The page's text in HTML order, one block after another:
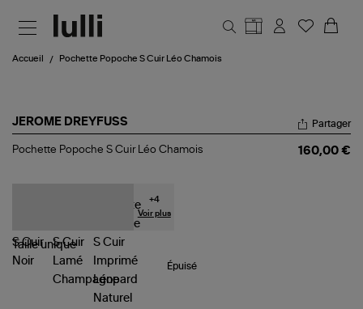
Accueil Pochette Popoche S Cuir Léo Chamois
JEROME DREYFUSS
Pochette
Partager
Pochette Popoche S Cuir Léo Chamois 160,00 €
+4
Voir plus
Tailleunique
Épuisé